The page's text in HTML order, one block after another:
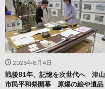
2026年8月4日
戦後81年、記憶を次世代へ 津山
市民平和祭開幕 原爆の絵や遺品